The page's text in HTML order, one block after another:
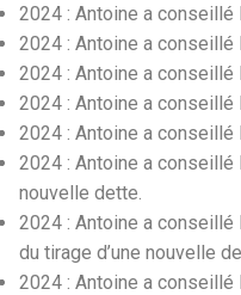
2024 : Antoine a
2024 : Antoine a conseillé
2024 : Antoine a
2024 : Antoine a
2024 : Antoine a conseillé
2024 : Antoine a
nouvelle dette.
2024 : Antoine a
du tirage d’une nouvelle
2024 : Antoine a conseillé